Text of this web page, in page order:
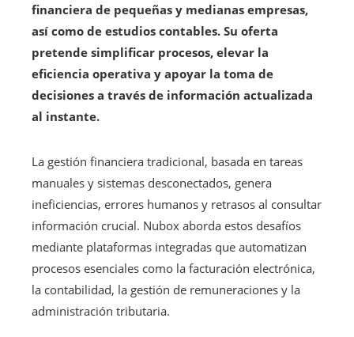
financiera de pequeñas y medianas empresas,
así como de estudios contables. Su oferta
pretende simplificar procesos, elevar la
eficiencia operativa y apoyar la toma de
decisiones a través de información actualizada
al instante.
La gestión financiera tradicional, basada en tareas
manuales y sistemas desconectados, genera
ineficiencias, errores humanos y retrasos al consultar
información crucial. Nubox aborda estos desafíos
mediante plataformas integradas que automatizan
procesos esenciales como la facturación electrónica,
la contabilidad, la gestión de remuneraciones y la
administración tributaria.